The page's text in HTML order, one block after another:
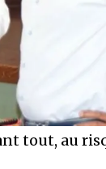
tout, au